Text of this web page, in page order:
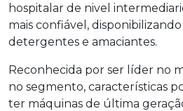
hospitalar de nivel
mais confiável,
detergentes e amaciantes.
Reconhecida por ser líder no
no segmento, características
ter máquinas de última